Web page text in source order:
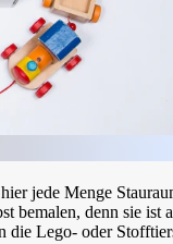
jede Menge
bemalen, denn sie ist
die Lego- oder